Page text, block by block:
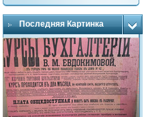
Последняя Картинка